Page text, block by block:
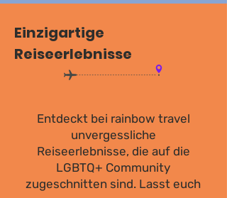
Einzigartige
Reiseerlebnisse
Entdeckt bei rainbow travel
unvergessliche
Reiseerlebnisse, die auf die
LGBTQ+ Community
zugeschnitten sind. Lasst euch